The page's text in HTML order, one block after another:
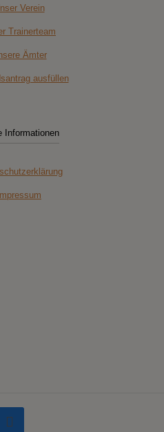
Verein
Trainerteam
Ämter
ausfüllen
Informationen
Impressum